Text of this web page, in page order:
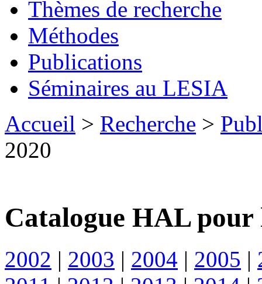
Thèmes de recherche
Méthodes
Publications
Séminaires au LESIA
Accueil > Recherche >
2020
Catalogue HAL pour
2002 | 2003 | 2004 | 2005 |